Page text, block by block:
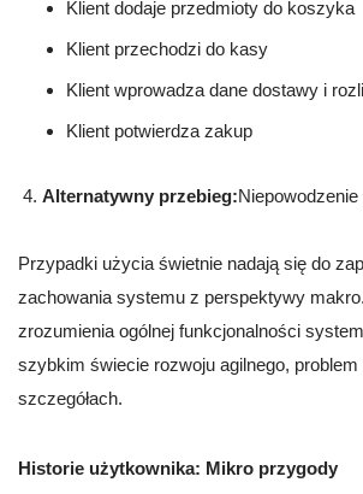
Klient dodaje przedmioty do koszyka
Klient przechodzi do kasy
Klient wprowadza dane dostawy i
Klient potwierdza zakup
Alternatywny przebieg:Niepowodzenie
Przypadki użycia świetnie nadają się do
zachowania systemu z perspektywy
zrozumienia ogólnej funkcjonalności
szybkim świecie rozwoju agilnego,
szczegółach.
Historie użytkownika: Mikro przygody